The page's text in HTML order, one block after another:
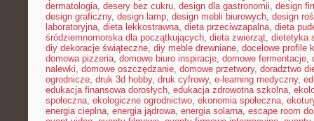
dermatologia, desery bez cukru, design dla gastronomii, design
design graficzny, design lamp, design mebli biurowych, design
laboratoryjna, dieta lekkostrawna, dieta przeciwzapalna, dieta
śródziemnomorska dla początkujących, dieta zwierząt, dietetyka
diy dekoracje świąteczne, diy meble drewniane, docelowe profile
domowa pizzeria, domowe biuro inspiracje, domowe fermentacje,
nalewki, domowe oszczędzanie, domowe przetwory, doradztwo
ogrodnicze, druk 3d hobby, druk cyfrowy, e-learning medyczny,
edukacja finansowa dorosłych, edukacja zdrowotna szkolna,
społeczna, ekologiczne ogrodnictwo, ekonomia społeczna,
energia cieplna, energia jądrowa, energia solarna, escape room